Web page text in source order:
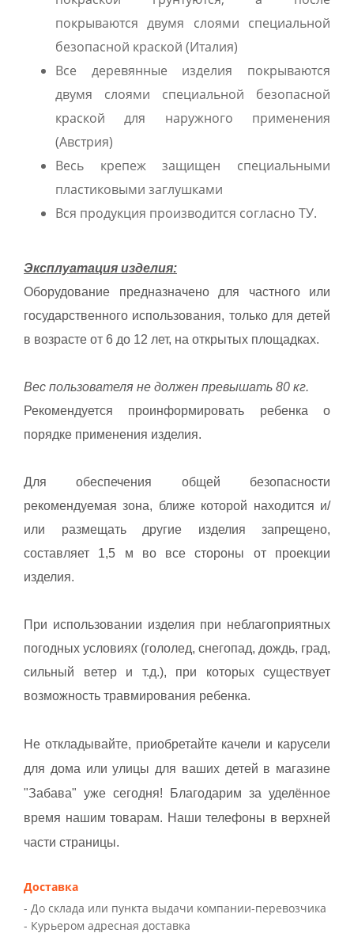
покрываются двумя слоями специальной
безопасной краской (Италия)
Все деревянные изделия покрываются
двумя слоями специальной безопасной
краской для наружного применения
(Австрия)
Весь крепеж защищен специальными
пластиковыми заглушками
Вся продукция производится согласно ТУ.
Эксплуатация изделия:
Оборудование предназначено для частного или
государственного использования, только для детей
в возрасте от 6 до 12 лет, на открытых площадках.
Вес пользователя не должен превышать 80 кг.
Рекомендуется проинформировать ребенка о
порядке применения изделия.
Для обеспечения общей безопасности
рекомендуемая зона, ближе которой находится и/
или размещать другие изделия запрещено,
составляет 1,5 м во все стороны от проекции
изделия.
При использовании изделия при неблагоприятных
погодных условиях (гололед, снегопад, дождь, град,
сильный ветер и т.д.), при которых существует
возможность травмирования ребенка.
Не откладывайте, приобретайте качели и карусели
для дома или улицы для ваших детей в магазине
"Забава" уже сегодня! Благодарим за уделённое
время нашим товарам. Наши телефоны в верхней
части страницы.
Доставка
- До склада или пункта выдачи компании-перевозчика
- Курьером адресная доставка